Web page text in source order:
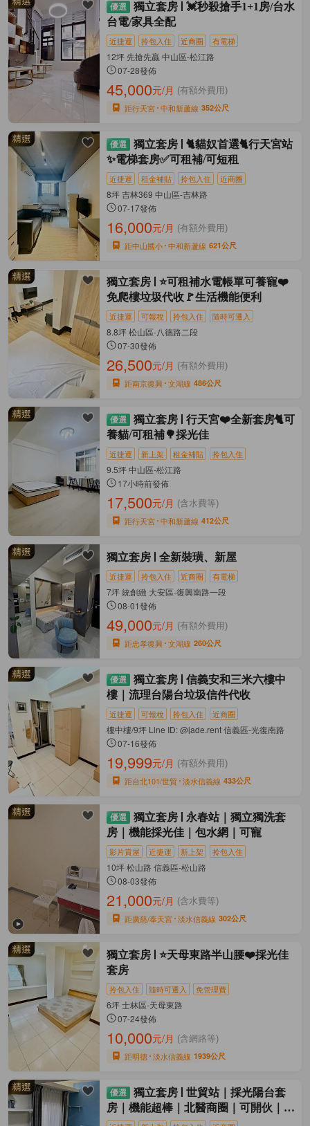
獨立套房
💓秒殺搶手1+1房/台水
台電/家具全配
近捷運 拎包入住 近商圈 有電梯
12坪 先搶先贏 中山區-松江路
07-28發佈
45,000元/月 (有額外費用)
距行天宮 中和新蘆線 352公尺
獨立套房
🐈貓奴首選🐈行天宮站
✨電梯套房✅可租補/可短租
近捷運 租金補貼 拎包入住 近商圈
8坪 吉林369 中山區-吉林路
07-17發佈
16,000元/月 (有額外費用)
距中山國小 中和新蘆線 621公尺
獨立套房
⭐可租補水電帳單可養寵❤️
免爬樓垃圾代收🚩生活機能便利
近捷運 可報稅 拎包入住 隨時可遷入
8.8坪 松山區-八德路二段
07-30發佈
26,500元/月 (有額外費用)
距南京復興 文湖線 486公尺
獨立套房
行天宮❤️全新套房🐈可
養貓/可租補🌳採光佳
近捷運 新上架 租金補貼 拎包入住
9.5坪 中山區-松江路
17小時前發佈
17,500元/月 (含水費等)
距行天宮 中和新蘆線 412公尺
獨立套房 全新裝璜、新屋
近捷運 拎包入住 近商圈 有電梯
7坪 統創緻 大安區-復興南路一段
08-01發佈
49,000元/月 (有額外費用)
距忠孝復興 文湖線 260公尺
獨立套房
信義安和三米六樓中
樓｜流理台陽台垃圾信件代收
近捷運 可報稅 拎包入住 近商圈
樓中樓/9坪 Line ID: @jade.rent 信義區-光復南路
07-16發佈
19,999元/月 (有額外費用)
距台北101/世貿 淡水信義線 433公尺
獨立套房
永春站｜獨立獨洗套
房｜機能採光佳｜包水網｜可寵
影片賞屋 近捷運 新上架 拎包入住
10坪 松山路 信義區-松山路
08-03發佈
21,000元/月 (含水費等)
距廣慈/奉天宮 淡水信義線 302公尺
獨立套房
⭐天母東路半山腰❤️採光佳
套房
拎包入住 隨時可遷入 免管理費
6坪 士林區-天母東路
07-24發佈
10,000元/月 (含網路等)
距明德 淡水信義線 1939公尺
獨立套房
世貿站｜採光陽台套
房｜機能超棒｜北醫商圈｜可開伙｜獨
洗